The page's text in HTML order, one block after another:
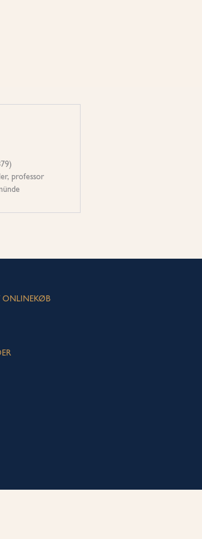
professor
ONLINEKØB